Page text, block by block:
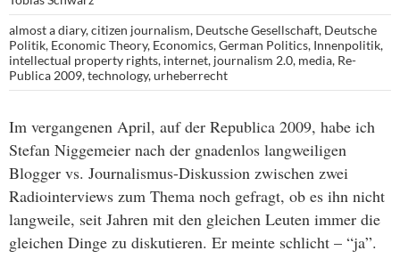
almost a diary,citizen journalism, Deutsche Gesellschaft, Deutsche
Politik, Economic Theory, Economics,German Politics, Innenpolitik,
intellectual property rights, internet, journalism 2.0, media, Re-
Publica 2009,technology,urheberrecht
Im vergangenen April, auf der Republica 2009, habe ich
Stefan Niggemeier nach der gnadenlos langweiligen
Blogger vs. Journalismus-Diskussion zwischen zwei
Radiointerviews zum Thema noch gefragt, ob es ihn nicht
langweile, seit Jahren mit den gleichen Leuten immer die
gleichen Dinge zu diskutieren. Er meinte schlicht – “ja”.